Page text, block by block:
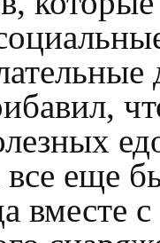
все еще
вместе